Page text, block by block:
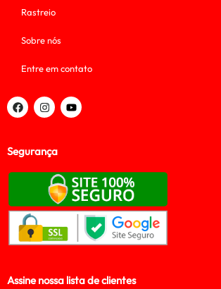
Rastreio
Sobre nós
Entre em contato
Segurança
Assine nossa lista de clientes